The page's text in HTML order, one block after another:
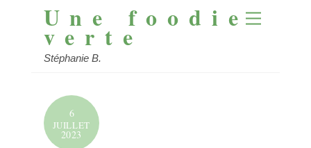
Menu
Une foodie
verte
Stéphanie B.
6
JUILLET
2023